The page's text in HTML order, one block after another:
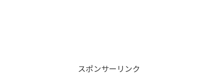
スポンサーリンク